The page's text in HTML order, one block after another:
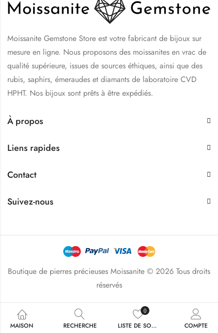
Moissanite Gemstone Store est votre fabricant de bijoux sur
mesure en ligne. Nous proposons des moissanites en vrac de
qualité supérieure, issues de sources éthiques, ainsi que des
rubis, saphirs, émeraudes et diamants de laboratoire CVD
HPHT. Nos bijoux sont prêts à être expédiés.
À propos
Liens rapides
Contact
Suivez-nous
Boutique de pierres précieuses Moissanite © 2026 Tous droits
réservés
MAISON RECHERCHE
0
LISTE DE SOUHAITS COMPTE